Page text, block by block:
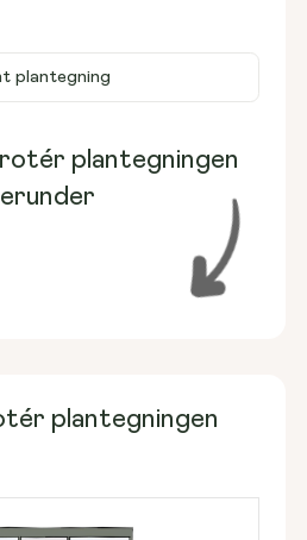
plantegning
plantegningen
plantegningen